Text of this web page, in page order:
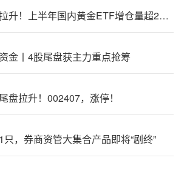
金价拉升！上半年国内黄金ETF增仓量超28吨
金丨4股尾盘获主力重点抢筹
盘拉升！002407，涨停！
只，券商资管大集合产品即将“剧终”